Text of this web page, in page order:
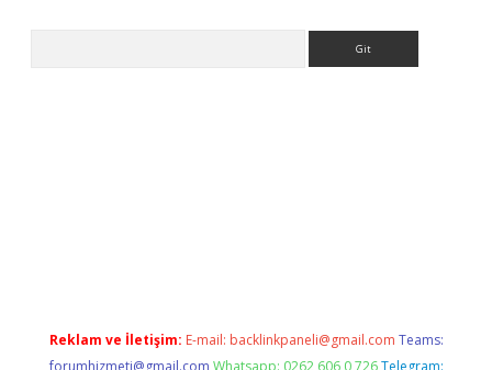
Reklam ve İletişim: E-mail: backlinkpaneli@gmail.com Teams:
forumhizmeti@gmail.com Whatsapp: 0262 606 0 726 Telegram: